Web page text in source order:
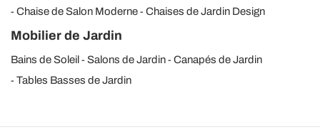
Chaise de Salon Moderne
Chaises de Jardin Design
Mobilier de Jardin
Bains de Soleil Salons de Jardin
Canapés de Jardin
Tables Basses de Jardin